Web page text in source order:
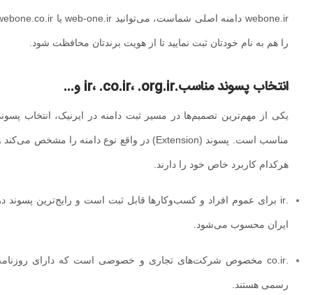
webone.ir دامنه اصلی شماست، می‌توانید web-one.ir یا webone.co.ir
را هم به نام خودتان ثبت نمایید تا از هویت برندتان محافظت شود.
انتخاب پسوند مناسب.ir، .co.ir، .org.ir و...
یکی از مهم‌ترین تصمیم‌ها در مسیر ثبت دامنه در ایرنیک، انتخاب پسوند
مناسب است. پسوند (Extension) در واقع نوع دامنه را مشخص می‌کند و
هرکدام کاربرد خاص خود را دارند.
.ir برای عموم افراد و کسب‌وکارها قابل ثبت است و رایج‌ترین پسوند در
ایران محسوب می‌شود.
.co.ir مخصوص شرکت‌های تجاری و خصوصی است که دارای روزنامه
رسمی هستند.